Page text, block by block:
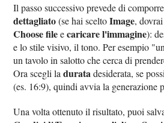
Il passo successivo prevede di
dettagliato(se hai sceltoImage,
Choose fileecaricare l'immagine):
e lo stile visivo, il tono. Per esempio
un tavolo in salotto che cerca di
Ora scegli laduratadesiderata, se
(es. 16:9), quindi avvia la generazione
Una volta ottenuto il risultato, puoi